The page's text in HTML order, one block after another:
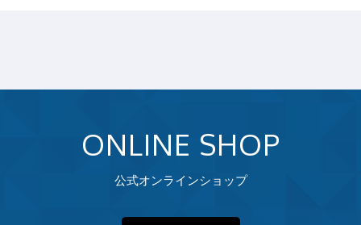
ONLINE SHOP
公式オンラインショップ